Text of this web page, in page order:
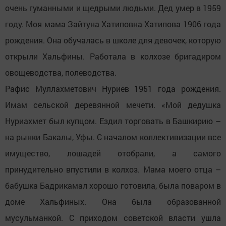
очень гуманными и щедрыми людьми. Дед умер в 1959
году. Моя мама Зайтуна Хатиповна Хатипова 1906 года
рождения. Она обучалась в школе для девочек, которую
открыли Хальфины. Работала в колхозе бригадиром
овощеводства, полеводства.
Рафис Муллахметович Нуриев 1951 года рождения.
Имам cельской деревянной мечети. «Мой дедушка
Нуриахмет был купцом. Ездил торговать в Башкирию –
на рынки Бакалы, Уфы. С началом коллективизации все
имущество, лошадей отобрали, а самого
принудительно впустили в колхоз. Мама моего отца –
бабушка Бадрикамал хорошо готовила, была поваром в
доме Хальфиных. Она была образованной
мусульманкой. С приходом советской власти ушла